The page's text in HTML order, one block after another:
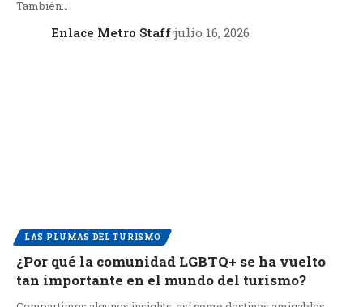
También…
Enlace Metro Staff julio 16, 2026
LAS PLUMAS DEL TURISMO
¿Por qué la comunidad LGBTQ+ se ha vuelto
tan importante en el mundo del turismo?